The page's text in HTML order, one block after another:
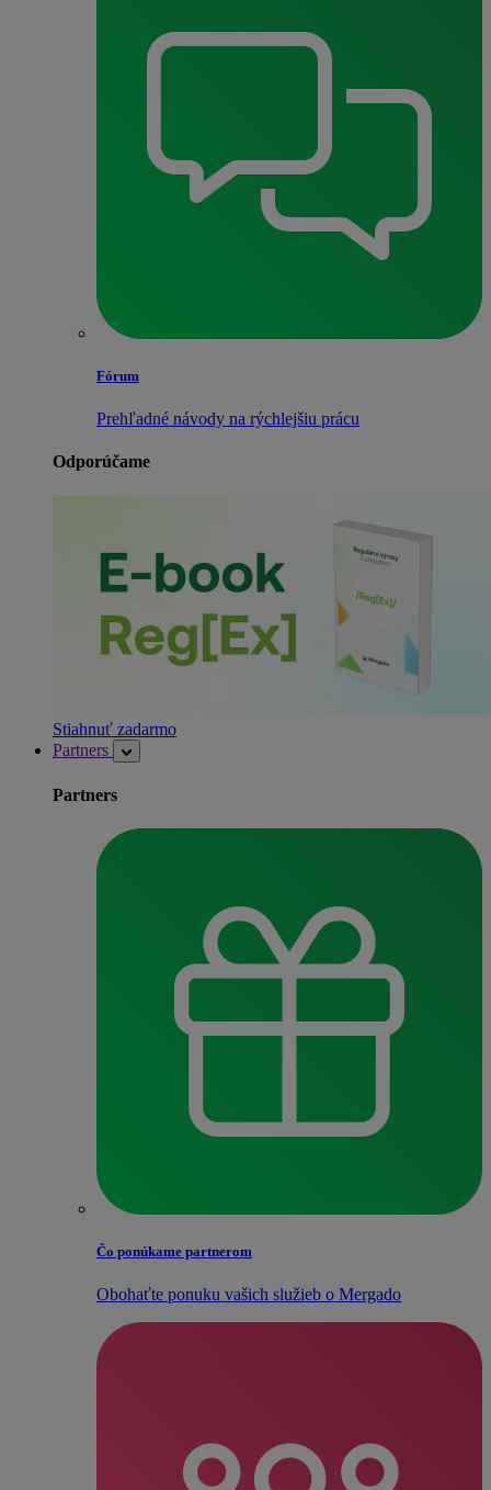
Fórum
Prehľadné návody na rýchlejšiu prácu
Odporúčame
Stiahnuť zadarmo
Partners
Partners
Čo ponúkame partnerom
Obohaťte ponuku vašich služieb o Mergado